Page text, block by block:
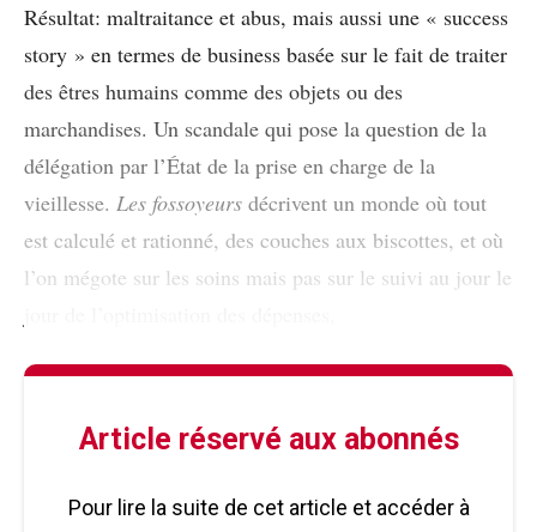
Résultat: maltraitance et abus, mais aussi une « success
story » en termes de business basée sur le fait de traiter
des êtres humains comme des objets ou des
marchandises. Un scandale qui pose la question de la
délégation par l’État de la prise en charge de la
vieillesse. Les fossoyeurs décrivent un monde où tout
est calculé et rationné, des couches aux biscottes, et où
l’on mégote sur les soins mais pas sur le suivi au jour le
Article réservé aux abonnés
Pour lire la suite de cet article et accéder à